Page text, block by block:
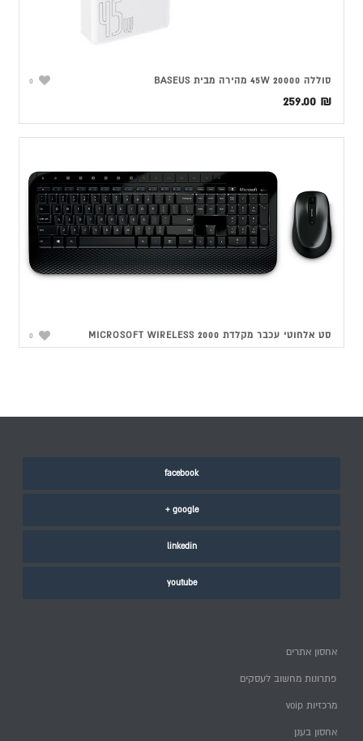
0 סוללה 45W 20000 מהירה מבית BASEUS
259.00 ₪
0 סט אלחוטי עכבר מקלדת MICROSOFT WIRELESS 2000
facebook
google +
linkedin
youtube
אחסון אתרים
פתרונות מחשוב לעסקים
מרכזיות voip
אחסון בענן